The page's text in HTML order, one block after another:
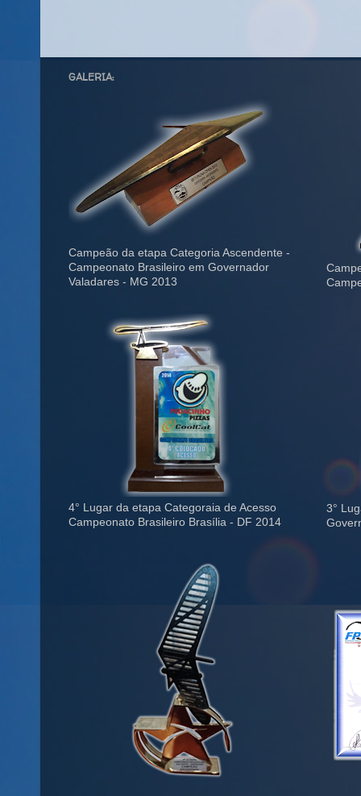
GALERIA:
Campeão da etapa Categoria Ascendente -
Campeonato Brasileiro em Governador
Valadares - MG 2013
4° Lugar da etapa Categoraia de Acesso
Campeonato Brasileiro Brasília - DF 2014
3°